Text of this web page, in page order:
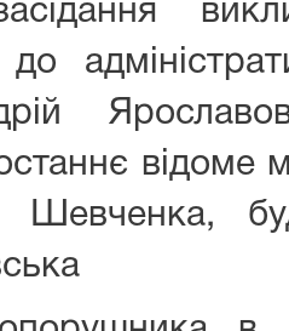
відоме
Шевченка,